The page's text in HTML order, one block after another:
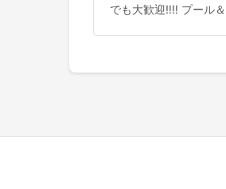
でも大歓迎‼‼ プール